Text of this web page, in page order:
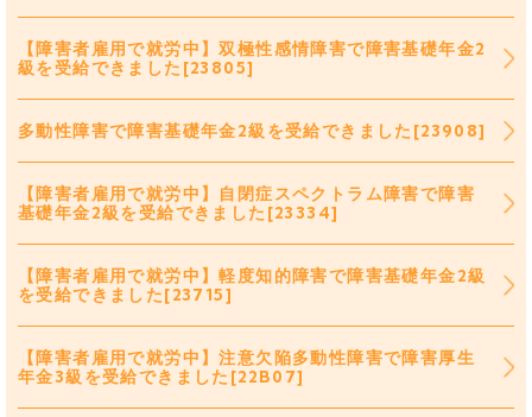
【障害者雇用で就労中】双極性感情障害で障害基礎年金2
級を受給できました[23805]
多動性障害で障害基礎年金2級を受給できました[23908]
【障害者雇用で就労中】自閉症スペクトラム障害で障害
基礎年金2級を受給できました[23334]
【障害者雇用で就労中】軽度知的障害で障害基礎年金2級
を受給できました[23715]
【障害者雇用で就労中】注意欠陥多動性障害で障害厚生
年金3級を受給できました[22B07]